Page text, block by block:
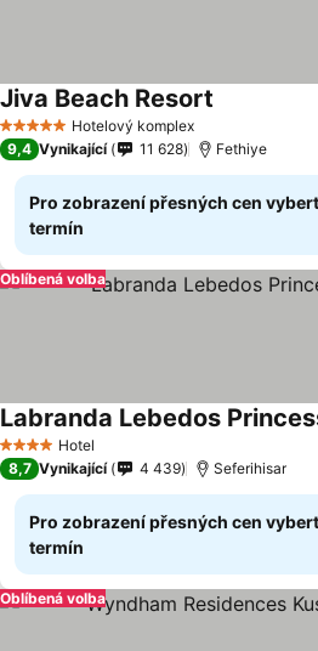
5 Počet hvězdičekHotelový komplex
Jiva Beach Resort
9,4 Vynikající 11 628 Fethiye
Pro zobrazení přesných cen
termín
Oblíbená volba
4 Počet hvězdiček
Hotel
Labranda Lebedos
8,7 Vynikající 4 439 Seferihisar
Pro zobrazení přesných cen
termín
Oblíbená volba